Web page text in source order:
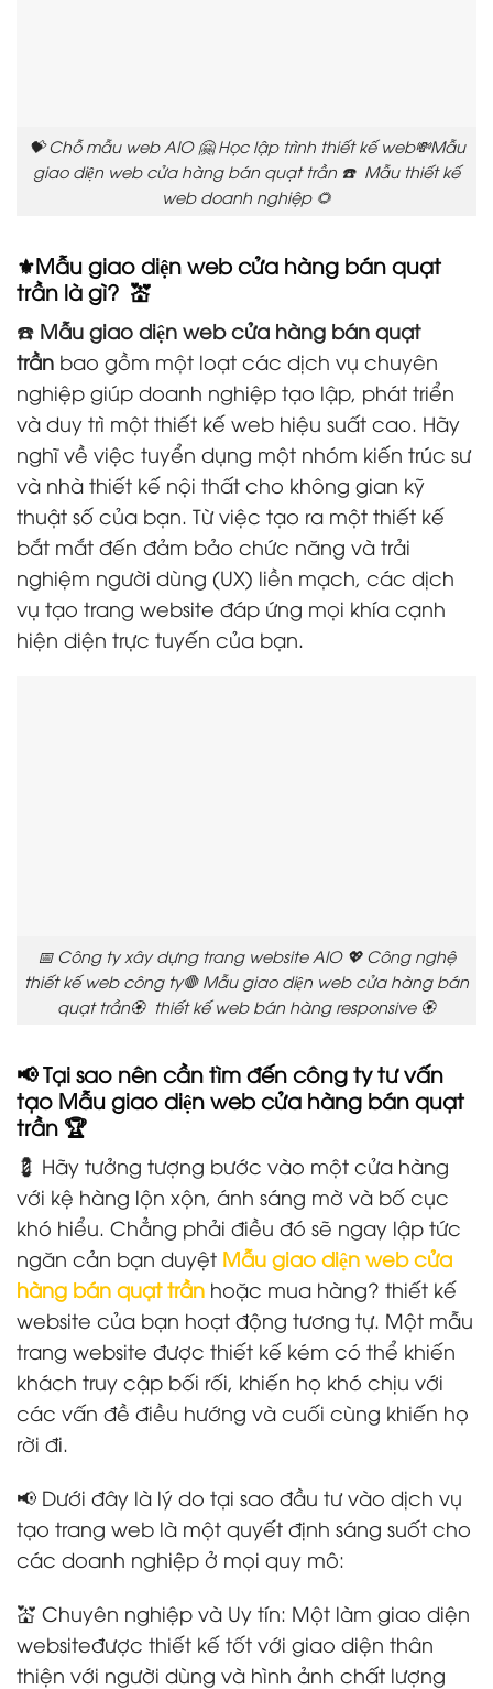
💝 Chỗ mẫu web AIO 🤗 Học lập trình thiết kế web💸Mẫu
giao diện web cửa hàng bán quạt trần ☎️ Mẫu thiết kế
web doanh nghiệp 🌻
⚜️Mẫu giao diện web cửa hàng bán quạt
trần là gì? 💒
☎️ Mẫu giao diện web cửa hàng bán quạt
trần bao gồm một loạt các dịch vụ chuyên
nghiệp giúp doanh nghiệp tạo lập, phát triển
và duy trì một thiết kế web hiệu suất cao. Hãy
nghĩ về việc tuyển dụng một nhóm kiến trúc sư
và nhà thiết kế nội thất cho không gian kỹ
thuật số của bạn. Từ việc tạo ra một thiết kế
bắt mắt đến đảm bảo chức năng và trải
nghiệm người dùng (UX) liền mạch, các dịch
vụ tạo trang website đáp ứng mọi khía cạnh
hiện diện trực tuyến của bạn.
📅 Công ty xây dựng trang website AIO 💖 Công nghệ
thiết kế web công ty🛑 Mẫu giao diện web cửa hàng bán
quạt trần🏵️ thiết kế web bán hàng responsive 🏵️
📢 Tại sao nên cần tìm đến công ty tư vấn
tạo Mẫu giao diện web cửa hàng bán quạt
trần 🏆
💈 Hãy tưởng tượng bước vào một cửa hàng
với kệ hàng lộn xộn, ánh sáng mờ và bố cục
khó hiểu. Chẳng phải điều đó sẽ ngay lập tức
ngăn cản bạn duyệt Mẫu giao diện web cửa
hàng bán quạt trần hoặc mua hàng? thiết kế
website của bạn hoạt động tương tự. Một mẫu
trang website được thiết kế kém có thể khiến
khách truy cập bối rối, khiến họ khó chịu với
các vấn đề điều hướng và cuối cùng khiến họ
rời đi.
📢 Dưới đây là lý do tại sao đầu tư vào dịch vụ
tạo trang web là một quyết định sáng suốt cho
các doanh nghiệp ở mọi quy mô:
💒 Chuyên nghiệp và Uy tín: Một làm giao diện
websiteđược thiết kế tốt với giao diện thân
thiện với người dùng và hình ảnh chất lượng